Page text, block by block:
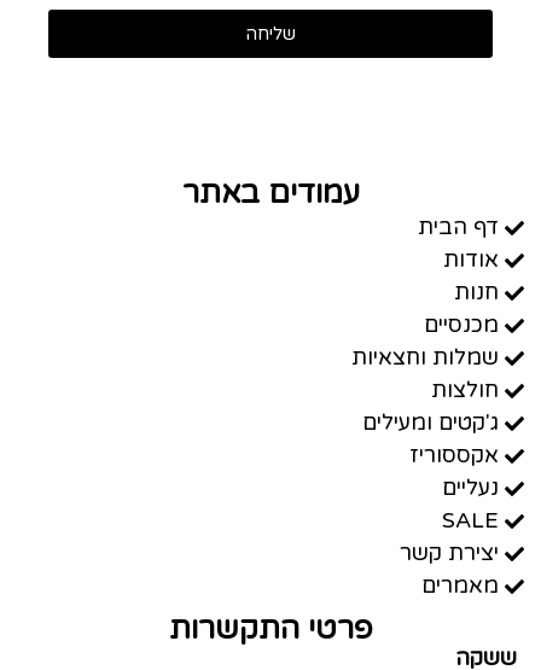
שליחה
עמודים באתר
דף הבית
אודות
חנות
מכנסיים
שמלות וחצאיות
חולצות
ג'קטים ומעילים
אקססוריז
נעליים
SALE
יצירת קשר
מאמרים
פרטי התקשרות
ששקה